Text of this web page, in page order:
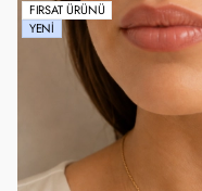
FIRSAT ÜRÜNÜ
YENI